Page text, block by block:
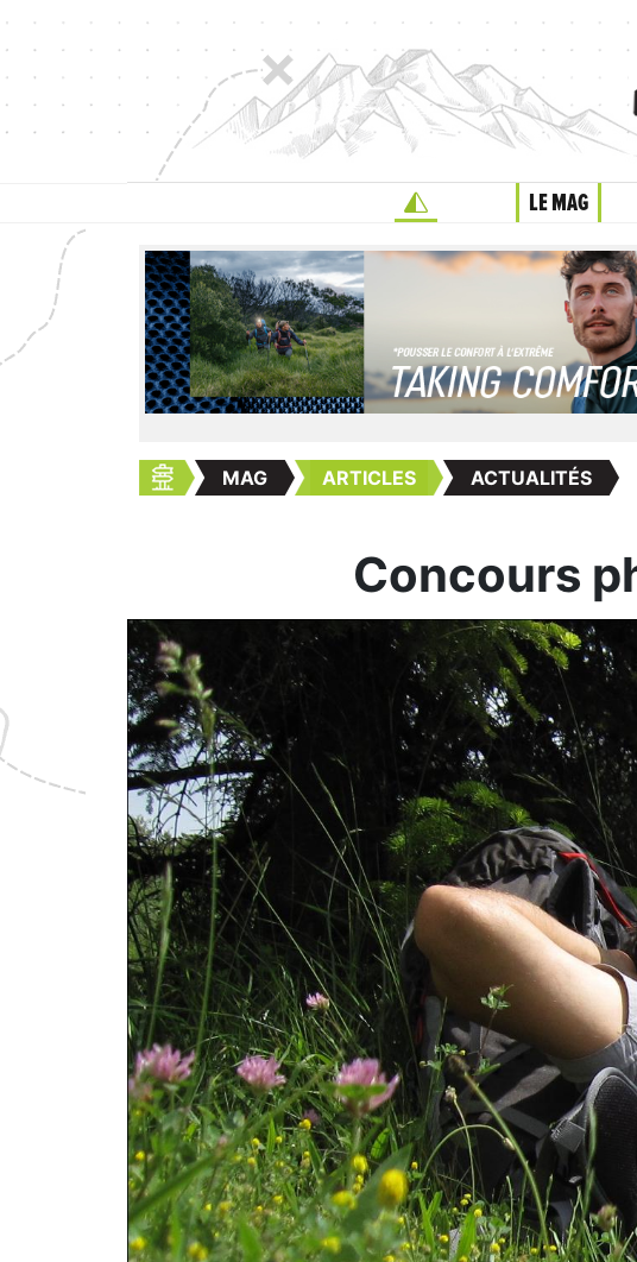
LE MAG
MAG ARTICLES ACTUALITÉS
Concours